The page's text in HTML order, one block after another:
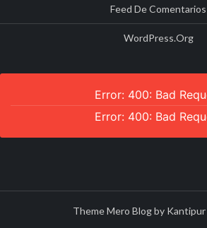
Feed De Comentarios
WordPress.org
Error: 400: Bad
Error: 400: Bad
Theme Mero Blog by